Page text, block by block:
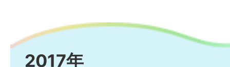
2017年